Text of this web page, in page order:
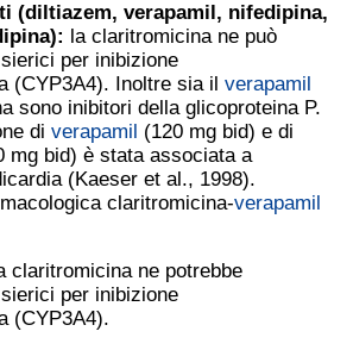
(diltiazem, verapamil , nifedipina,
): la claritromicina ne può
per inibizione
(CYP3A4). Inoltre sia il verapamil
sono inibitori della glicoproteina P.
di verapamil (120 mg bid) e di
mg bid) è stata associata a
(Kaeser et al., 1998).
claritromicina-verapamil
claritromicina ne potrebbe
per inibizione
(CYP3A4).